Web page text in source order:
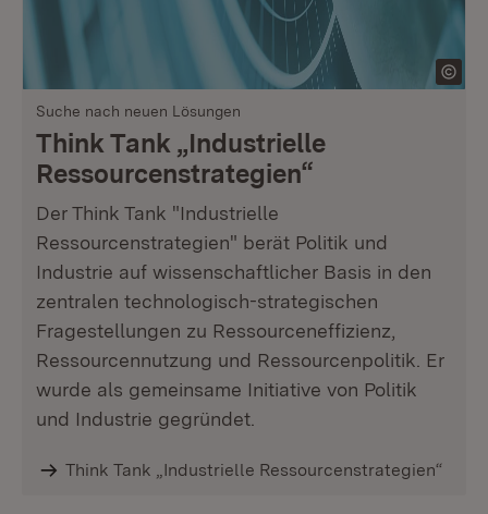
Suche nach neuen Lösungen
Think Tank „Industrielle
Ressourcenstrategien“
Der Think Tank "Industrielle
Ressourcenstrategien" berät Politik und
Industrie auf wissenschaftlicher Basis in den
zentralen technologisch-strategischen
Fragestellungen zu Ressourceneffizienz,
Ressourcennutzung und Ressourcenpolitik. Er
wurde als gemeinsame Initiative von Politik
und Industrie gegründet.
Think Tank „Industrielle Ressourcenstrategien“